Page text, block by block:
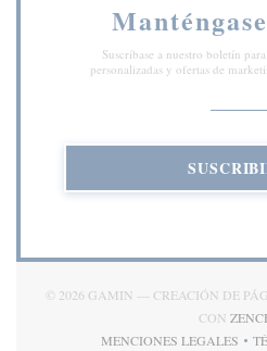
Suscríbase a nuestro boletín
personalizadas y ofertas de
© 2026 GAMIN — CREACIÓN DE
CON
MENCIONES LEGALES